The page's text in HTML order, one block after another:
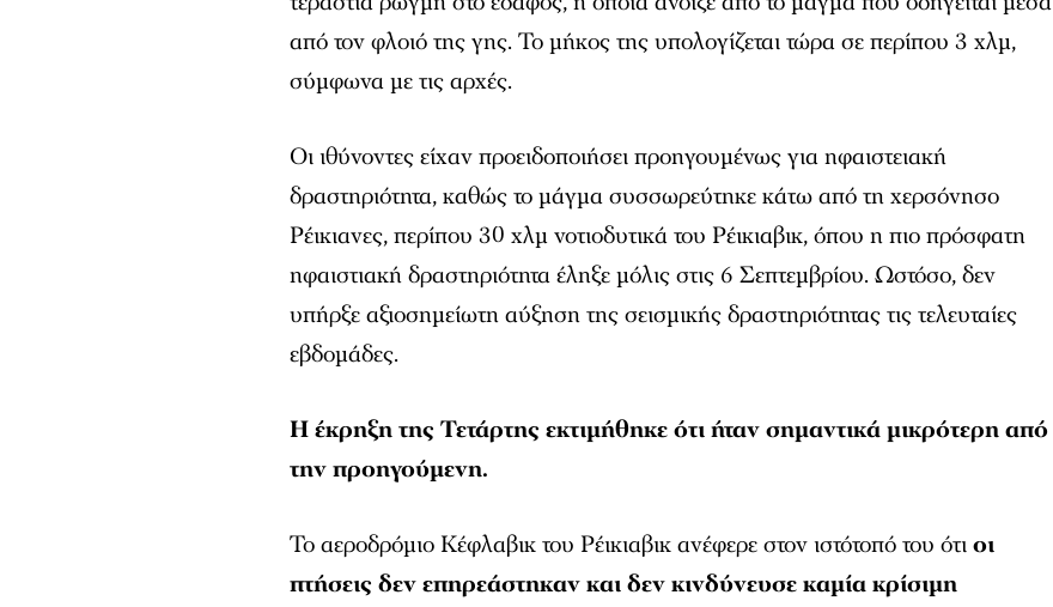
από τον φλοιό της γης. Το μήκος της υπολογίζεται τώρα σε περίπου 3 χλμ,
σύμφωνα με τις αρχές.
Οι ιθύνοντες είχαν προειδοποιήσει προηγουμένως για ηφαιστειακή
δραστηριότητα, καθώς το μάγμα συσσωρεύτηκε κάτω από τη χερσόνησο
Ρέικιανες, περίπου 30 χλμ νοτιοδυτικά του Ρέικιαβικ, όπου η πιο πρόσφατη
ηφαιστιακή δραστηριότητα έληξε μόλις στις 6 Σεπτεμβρίου. Ωστόσο, δεν
υπήρξε αξιοσημείωτη αύξηση της σεισμικής δραστηριότητας τις τελευταίες
εβδομάδες.
Η έκρηξη της Τετάρτης εκτιμήθηκε ότι ήταν σημαντικά μικρότερη από
την προηγούμενη.
Το αεροδρόμιο Κέφλαβικ του Ρέικιαβικ ανέφερε στον ιστότοπό του ότιοι
πτήσεις δεν επηρεάστηκαν και δεν κινδύνευσε καμία κρίσιμη